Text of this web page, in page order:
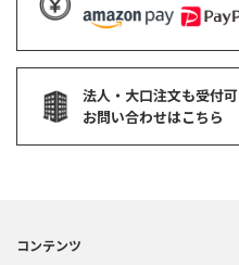
法人・大口注文も受付可
お問い合わせはこちら
コンテンツ